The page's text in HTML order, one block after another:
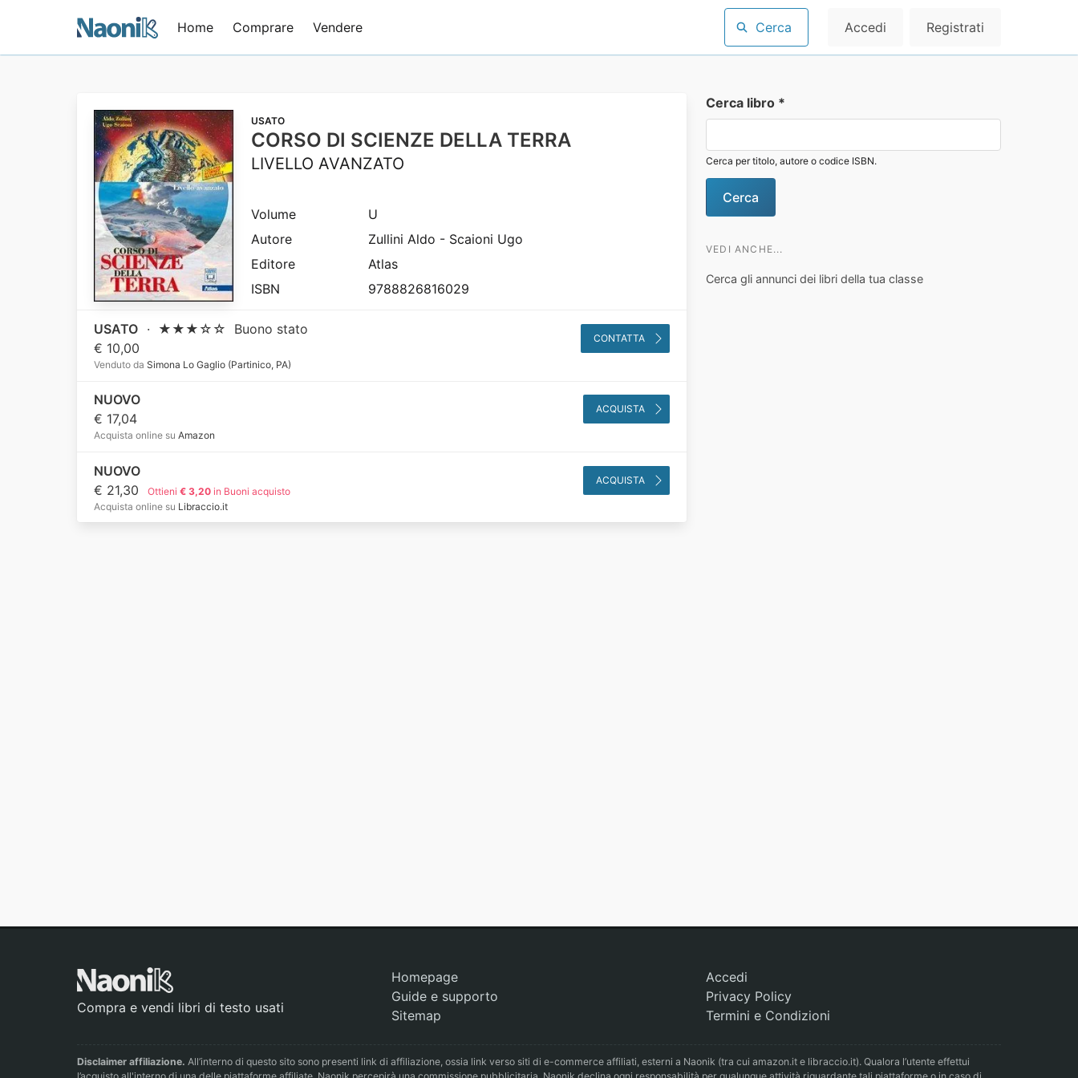
Home Comprare Vendere Cerca Accedi Registrati
USATO
CORSO DI SCIENZE DELLA TERRA
LIVELLO AVANZATO
Volume
U
Autore
Zullini Aldo - Scaioni Ugo
Editore
Atlas
ISBN
9788826816029
USATO · ★★★☆☆
Buono stato
€ 10,00
Venduto da Simona Lo Gaglio (Partinico, PA)
CONTATTA
NUOVO
€ 17,04
Acquista online su Amazon
ACQUISTA
NUOVO
€ 21,30
Ottieni € 3,20in Buoni acquisto
Acquista online su Libraccio.it
ACQUISTA
Cerca libro *
Cerca per titolo, autore o codice ISBN.
VEDI ANCHE...
Cerca gli annunci dei libri della tua classe
Compra e vendi libri di testo usati
Homepage
Guide e supporto
Sitemap
Accedi
Privacy Policy
Termini e Condizioni